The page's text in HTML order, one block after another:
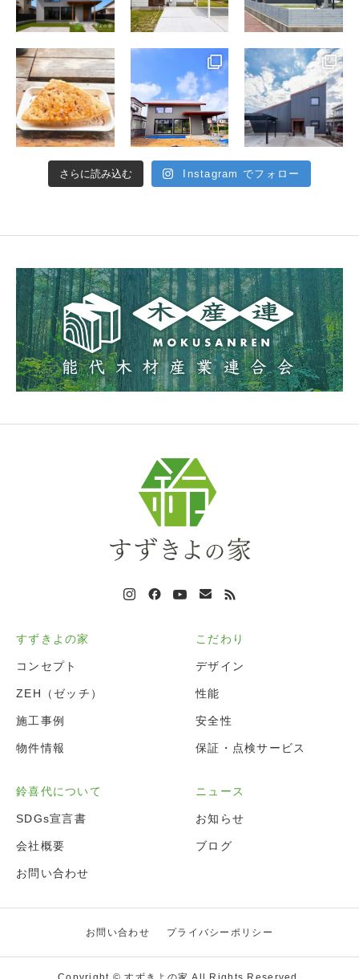
さらに読み込む Instagram でフォロー
すずきよの家
コンセプト
ZEH（ゼッチ）
施工事例
物件情報
こだわり
デザイン
性能
安全性
保証・点検サービス
鈴喜代について
SDGs宣言書
会社概要
お問い合わせ
ニュース
お知らせ
ブログ
お問い合わせ プライバシーポリシー